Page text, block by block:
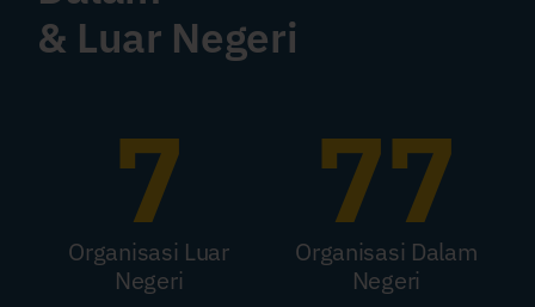
& Luar Negeri
7
Organisasi Luar
Negeri
77
Organisasi Dalam
Negeri